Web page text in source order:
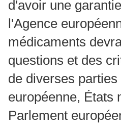
d'avoir une
l'Agence
médicaments
questions et des
de diverses
européenne, États
Parlement